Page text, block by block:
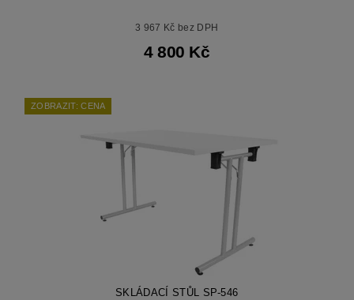
3 967 Kč bez DPH
4 800 Kč
ZOBRAZIT: CENA
SKLÁDACÍ STŮL SP-546